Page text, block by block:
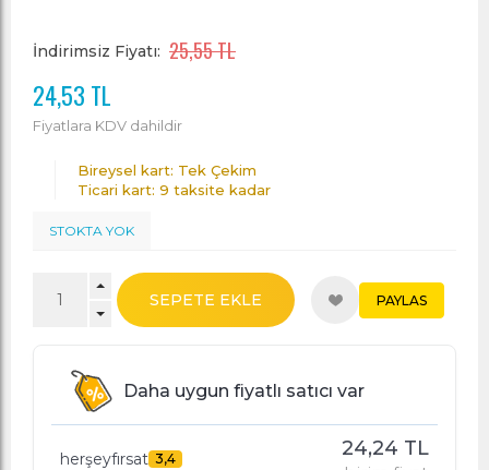
İndirimsiz Fiyatı: 25,55 TL
24,53 TL
Fiyatlara KDV dahildir
Bireysel kart: Tek Çekim
Ticari kart: 9 taksite kadar
STOKTA YOK
SEPETE EKLE PAYLAS
Daha uygun fiyatlı satıcı var
herşeyfırsat 3,4 24,24 TL